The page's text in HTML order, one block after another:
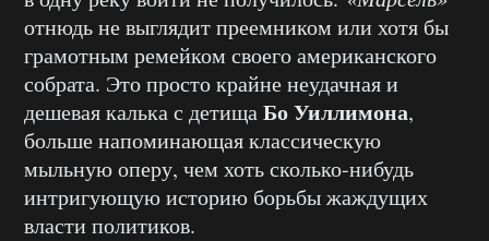
отнюдь не выглядит преемником или хотя бы
грамотным ремейком своего американского
собрата. Это просто крайне неудачная и
дешевая калька с детищаБо Уиллимона,
больше напоминающая классическую
мыльную оперу, чем хоть сколько-нибудь
интригующую историю борьбы жаждущих
власти политиков.